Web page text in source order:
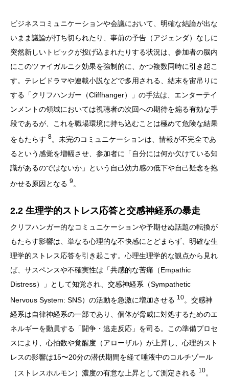
ビジネスコミュニケーションや会議において、明確な結論が出な
いまま議論が打ち切られたり、事前の予告（アジェンダ）なしに
突然新しいトピックが投げ込まれたりする状況は、参加者の脳内
にこのツァイガルニク効果を強制的に、かつ複数同時に引き起こ
す。テレビドラマや連載小説などで多用される、結末を宙吊りに
する「クリフハンガー（Cliffhanger）」の手法は、エンターテイ
ンメントの領域においては視聴者の次回への期待を煽る有効な手
段であるが、これを職場環境に持ち込むことは極めて危険な結果
をもたらす 8。未完のコミュニケーションは、情報が不完全であ
るという感覚を増幅させ、参加者に「自分には何か欠けている知
識があるのではないか」という自己効力感の低下や自己疑念を抱
かせる原因となる 9。
2.2 生理学的ストレス応答と交感神経系の暴走
クリフハンガー的なコミュニケーションや予期せぬ話題の転換が
もたらす影響は、単なる心理的な不快感にとどまらず、明確な生
理学的ストレス応答を引き起こす。心理生理学的な観点から見れ
ば、サスペンスや不確実性は「共感的な苦痛（Empathic
Distress）」として知覚され、交感神経系（Sympathetic
Nervous System: SNS）の活動を急激に増加させる 10。交感神
経系は自律神経系の一部であり、個体が脅威に対処するためのエ
ネルギーを動員する「闘争・逃走反応」を司る。この準備プロセ
スにより、心拍数や覚醒度（アローザル）が上昇し、心理的スト
レスの影響は15〜20分の潜伏期間を経て唾液中のコルチゾール
（ストレスホルモン）濃度の有意な上昇として測定される 10。